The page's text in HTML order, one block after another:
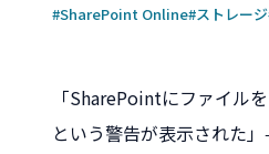
#SharePoint Online#ストレージ
「SharePointにファイル
という警告が表示された